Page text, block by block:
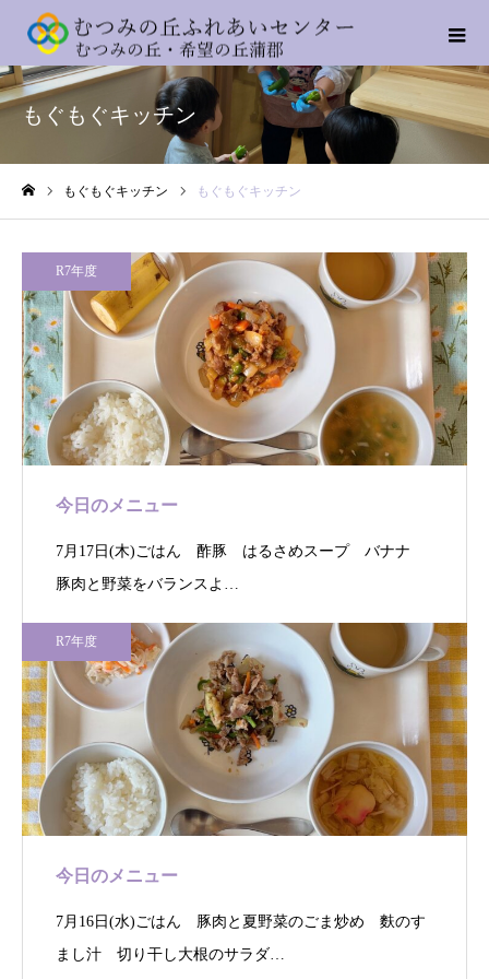
もぐもぐキッチン
もぐもぐキッチン もぐもぐキッチン
R7年度
今日のメニュー
7月17日(木)ごはん 酢豚 はるさめスープ バナナ
豚肉と野菜をバランスよ…
R7年度
今日のメニュー
7月16日(水)ごはん 豚肉と夏野菜のごま炒め 麩のす
まし汁 切り干し大根のサラダ…